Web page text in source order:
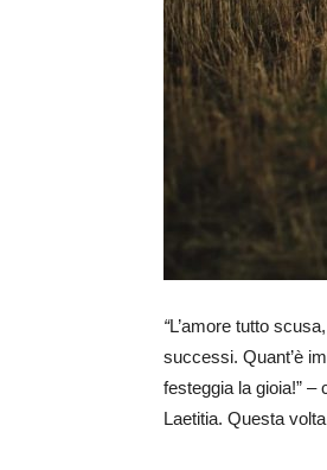
“L’amore tutto
successi. Quant’è
festeggia la gioia!”
Laetitia. Questa